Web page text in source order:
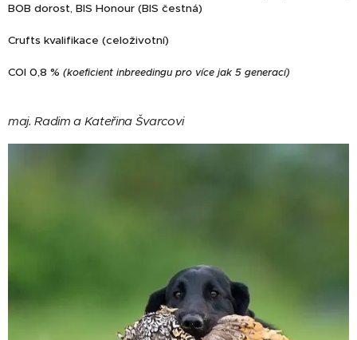
BOB dorost, BIS Honour (BIS čestná)
Crufts kvalifikace (celoživotní)
COI 0,8 % (koeficient inbreedingu pro více jak 5 generací)
maj. Radim a Kateřina Švarcovi